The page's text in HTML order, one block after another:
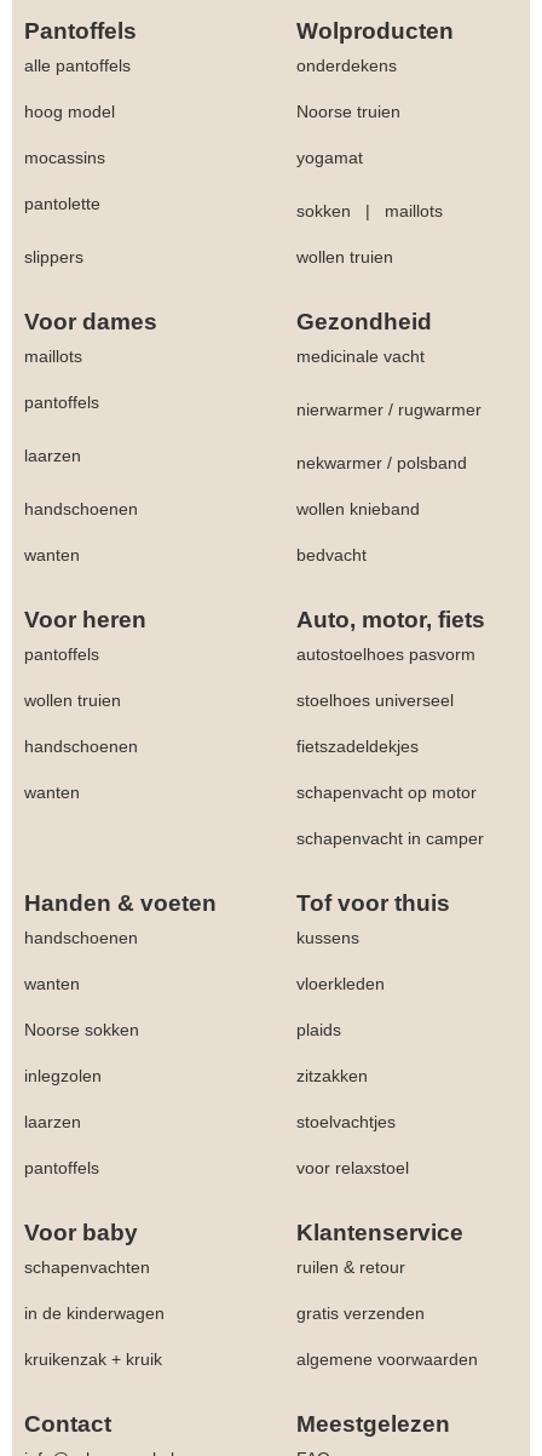
Pantoffels Wolproducten
alle pantoffels onderdekens
hoog model Noorse truien
mocassins yogamat
pantolette sokken | maillots
slippers wollen truien
Voor dames Gezondheid
maillots medicinale vacht
pantoffels nierwarmer / rugwarmer
laarzen nekwarmer / polsband
handschoenen wollen knieband
wanten bedvacht
Voor heren Auto, motor, fiets
pantoffels autostoelhoes pasvorm
wollen truien stoelhoes universeel
handschoenen fietszadeldekjes
wanten schapenvacht op motor
schapenvacht in camper
Handen & voeten Tof voor thuis
handschoenen kussens
wanten vloerkleden
Noorse sokken plaids
inlegzolen zitzakken
laarzen stoelvachtjes
pantoffels voor relaxstoel
Voor baby Klantenservice
schapenvachten ruilen & retour
in de kinderwagen gratis verzenden
kruikenzak + kruik algemene voorwaarden
Contact Meestgelezen